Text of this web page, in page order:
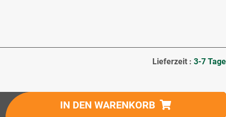
Lieferzeit : 3-7 Tage
IN DEN WARENKORB